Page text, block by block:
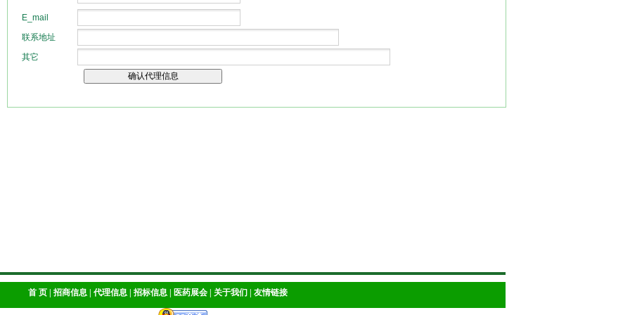
首 页| 招商信息| 代理信息| 招标信息| 医药展会| 关于我们 友情链接